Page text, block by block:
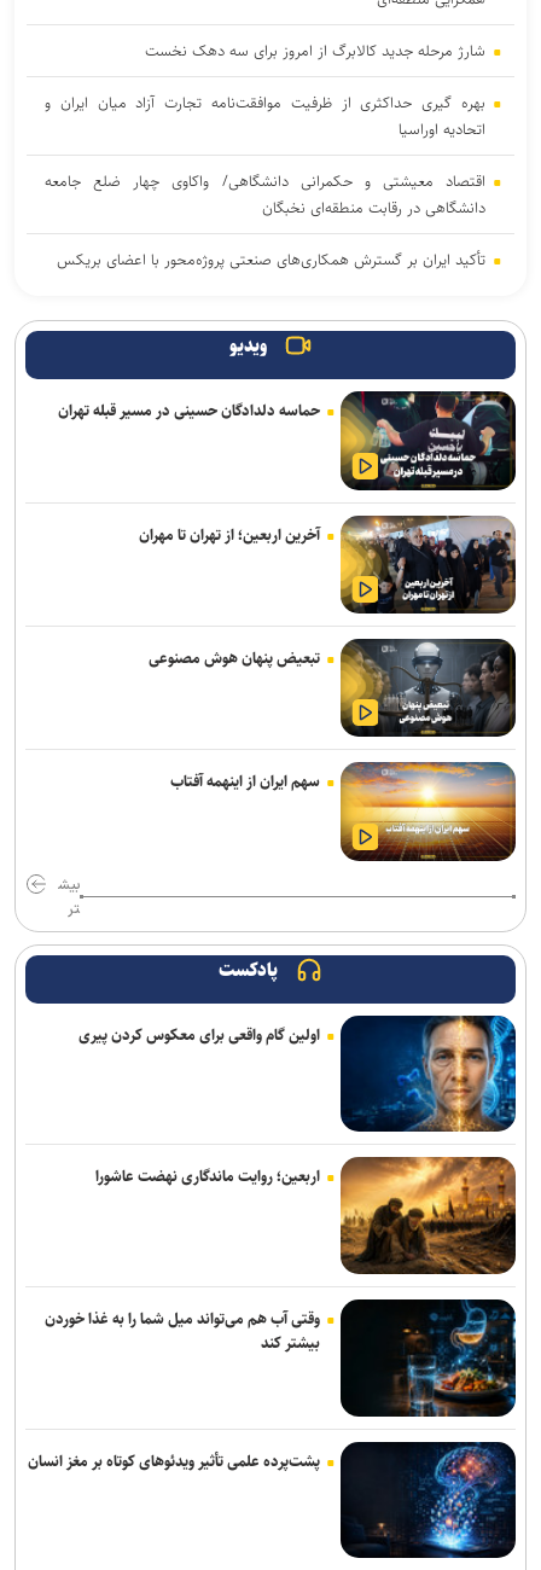
شارژ مرحله جدید کالابرگ از امروز برای سه دهک نخست
بهره گیری حداکثری از ظرفیت موافقت‌نامه تجارت آزاد میان ایران و
اتحادیه اوراسیا
اقتصاد معیشتی و حکمرانی دانشگاهی/ واکاوی چهار ضلع جامعه
دانشگاهی در رقابت منطقه‌ای نخبگان
تأکید ایران بر گسترش همکاری‌های صنعتی پروژه‌محور با اعضای بریکس
لغو افزایش تعرفه و تصاعد پلکانی بهای برق مشترکین کشاورزی
افزایش سابقه خدمت الزامی برای بازنشستگی بر اساس قانون برنامه هفتم
جمع آوری شد
تردد ۵.۸ میلیون زائر حسینی از مرز‌های اربعینی در سفر‌های رفت و
برگشت به ثبت رسید
ترسیم نقشه راه واگذاری اراضی در شهرک‌های صنعتی تهران/ ۳۸ لکه
صنعتی غیرمجاز فاقد حمایت قانونی هستند
رکوردشکنی در اولین روز هفته؛ شاخص بورس در ابتدای معاملات بیش از
۱۲۴ هزار واحد افزایش یافت
تداوم رگبار و رعدوبرق در ارتفاعات شمال‌غرب و البرز/ وزش باد شدید و
گردوخاک در نقاط مختلف کشور
تردد روان در محور‌های شمالی کشور/ محور بندرعباس–لار مسدود است
فروش دور جدید بلیت های زیارتی از ۱۷ مرداد / بلیت برگشت را از مبدأ
سفر تهیه کنید
بی‌بدیل دارند
تأکید معاون مهندسی سازمان بنادر بر تسریع در تکمیل پروژه‌های عمرانی
بندر امیرآباد
وزیر نفت: رسانه‌ها جلوه‌های ایثار کارکنان صنعت نفت را منعکس کردند
همتی: رسانه‌ها، رکن اعتمادآفرین در نظام اقتصادی کشور
ویدیو
حماسه دلدادگان حسینی در مسیر قبله تهران
آخرین اربعین؛ از تهران تا مهران
تبعیض پنهان هوش مصنوعی
سهم ایران از اینهمه آفتاب
بیش
تر
پادکست
اولین گام واقعی برای معکوس کردن پیری
اربعین؛ روایت ماندگاری نهضت عاشورا
وقتی آب هم می‌تواند میل شما را به غذا خوردن
بیشتر کند
پشت‌پرده علمی تأثیر ویدئو‌های کوتاه بر مغز انسان